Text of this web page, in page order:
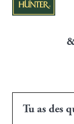
Tu as des